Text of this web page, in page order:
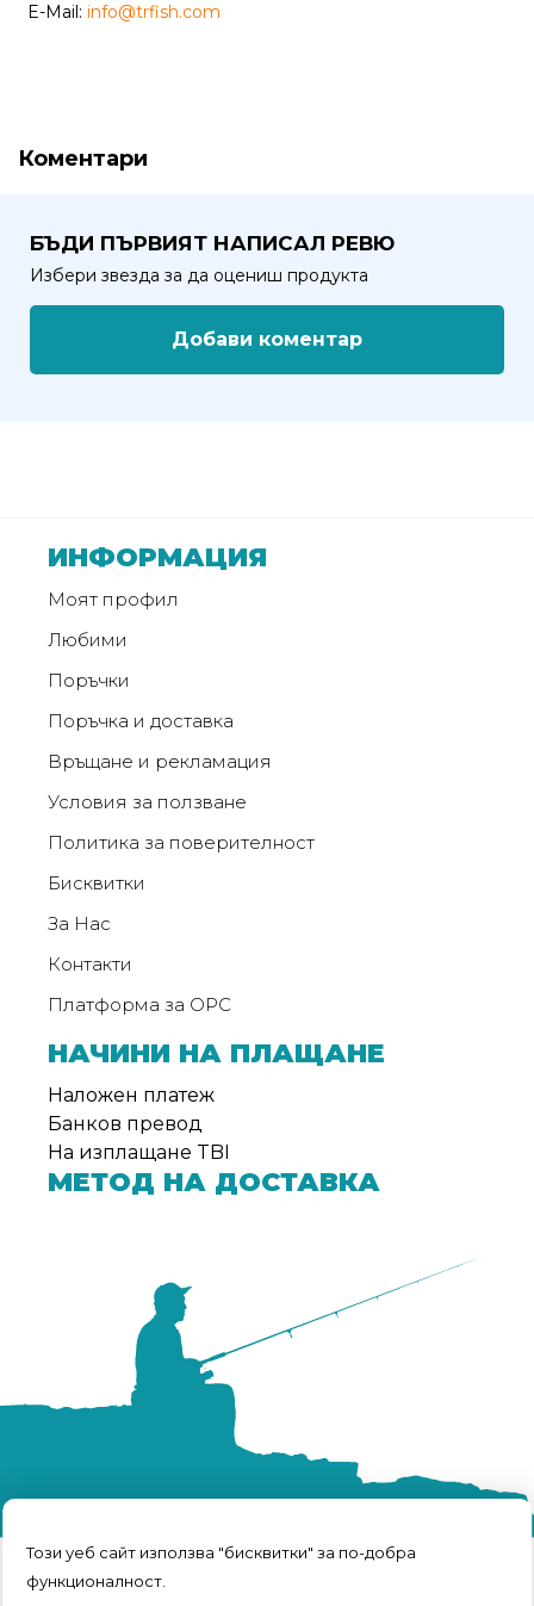
Този уеб сайт използва "бисквитки" за по-добра
функционалност.
от
E-Mail: info@trfish.com
Коментари
БЪДИ ПЪРВИЯТ НАПИСАЛ РЕВЮ
Избери звезда за да оцениш продукта
Добави коментар
ИНФОРМАЦИЯ
Моят профил
Любими
Поръчки
Поръчка и доставка
Връщане и рекламация
Условия за ползване
Политика за поверителност
Бисквитки
За Нас
Контакти
Платформа за ОРС
НАЧИНИ НА ПЛАЩАНЕ
Наложен платеж
Банков превод
На изплащане TBI
МЕТОД НА ДОСТАВКА